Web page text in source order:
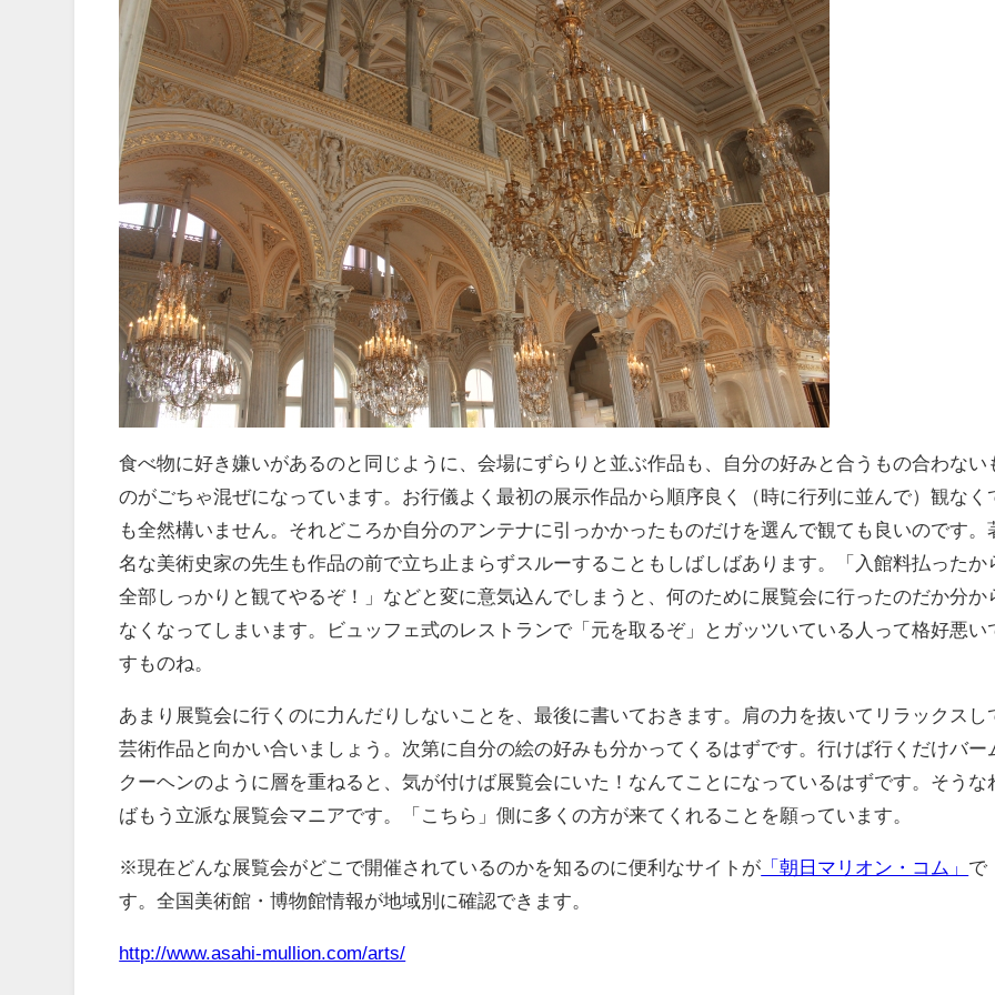
食べ物に好き嫌いがあるのと同じように、会場にずらりと並ぶ作品も、自分の好みと合うもの合わない
のがごちゃ混ぜになっています。お行儀よく最初の展示作品から順序良く（時に行列に並んで）観なく
も全然構いません。それどころか自分のアンテナに引っかかったものだけを選んで観ても良いのです。
名な美術史家の先生も作品の前で立ち止まらずスルーすることもしばしばあります。「入館料払ったか
全部しっかりと観てやるぞ！」などと変に意気込んでしまうと、何のために展覧会に行ったのだか分か
なくなってしまいます。ビュッフェ式のレストランで「元を取るぞ」とガッツいている人って格好悪い
すものね。
あまり展覧会に行くのに力んだりしないことを、最後に書いておきます。肩の力を抜いてリラックスし
芸術作品と向かい合いましょう。次第に自分の絵の好みも分かってくるはずです。行けば行くだけバー
クーヘンのように層を重ねると、気が付けば展覧会にいた！なんてことになっているはずです。そうな
ばもう立派な展覧会マニアです。「こちら」側に多くの方が来てくれることを願っています。
※現在どんな展覧会がどこで開催されているのかを知るのに便利なサイトが 「朝日マリオン・コム」 で
す。全国美術館・博物館情報が地域別に確認できます。
http://www.asahi-mullion.com/arts/